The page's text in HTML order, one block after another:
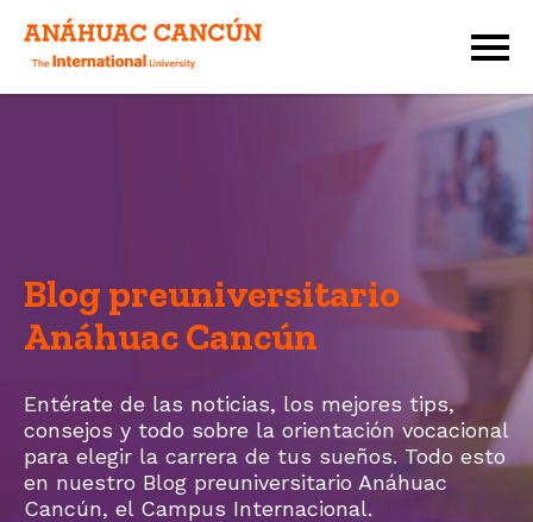
Blog preuniversitario
Anáhuac Cancún
Entérate de las noticias, los mejores tips,
consejos y todo sobre la orientación vocacional
para elegir la carrera de tus sueños. Todo esto
en nuestro Blog preuniversitario Anáhuac
Cancún, el Campus Internacional.